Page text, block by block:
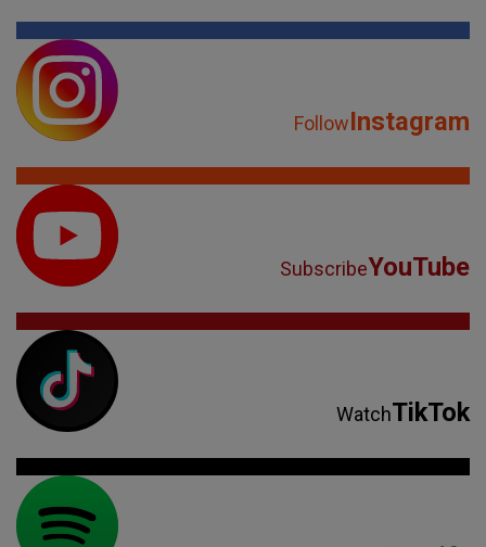
FollowInstagram
SubscribeYouTube
WatchTikTok